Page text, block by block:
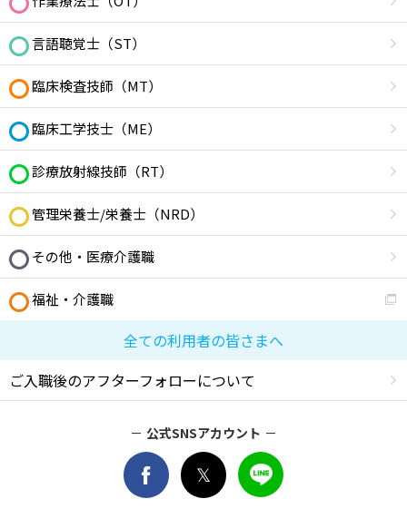
言語聴覚士（ST）
臨床検査技師（MT）
臨床工学技士（ME）
診療放射線技師（RT）
管理栄養士/栄養士（NRD）
その他・医療介護職
福祉・介護職
全ての利用者の皆さまへ
ご入職後のアフターフォローについて
公式SNSアカウント